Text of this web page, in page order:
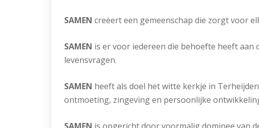
SAMEN creëert een gemeenschap die zorgt voor
SAMEN is er voor iedereen die behoefte heeft
levensvragen.
SAMEN heeft als doel het witte kerkje in
ontmoeting, zingeving en persoonlijke